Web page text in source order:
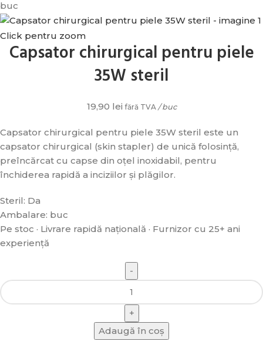
buc
Click pentru zoom
Capsator chirurgical pentru piele
35W steril
19,90 lei fără TVA/ buc
Capsator chirurgical pentru piele 35W steril este un
capsator chirurgical (skin stapler) de unică folosință,
preîncărcat cu capse din oțel inoxidabil, pentru
închiderea rapidă a inciziilor și plăgilor.
Steril: Da
Ambalare: buc
Pe stoc · Livrare rapidă națională · Furnizor cu 25+ ani
experiență
Adaugă în coș